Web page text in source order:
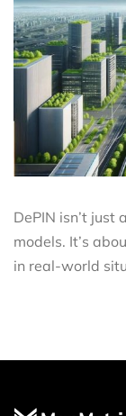
DePIN isn’t
models. It’s
in real-world